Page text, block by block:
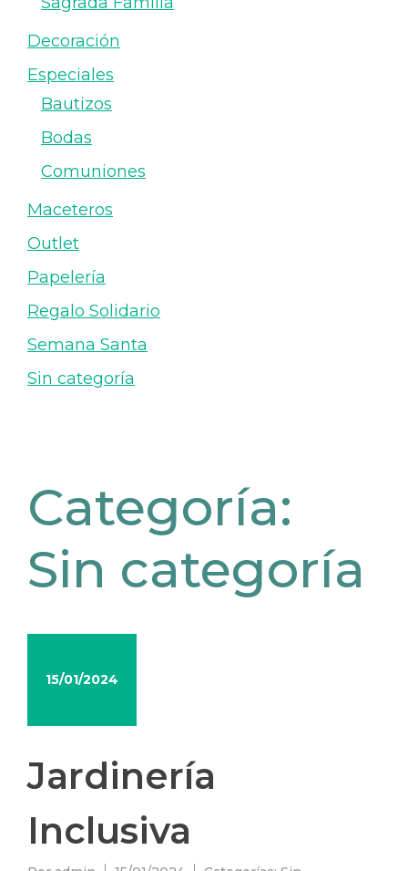
Categoría:
Sin categoría
15/01/2024
Jardinería
Inclusiva
Decoración
Especiales
Bautizos
Bodas
Comuniones
Maceteros
Outlet
Papelería
Regalo Solidario
Semana Santa
Sin categoría